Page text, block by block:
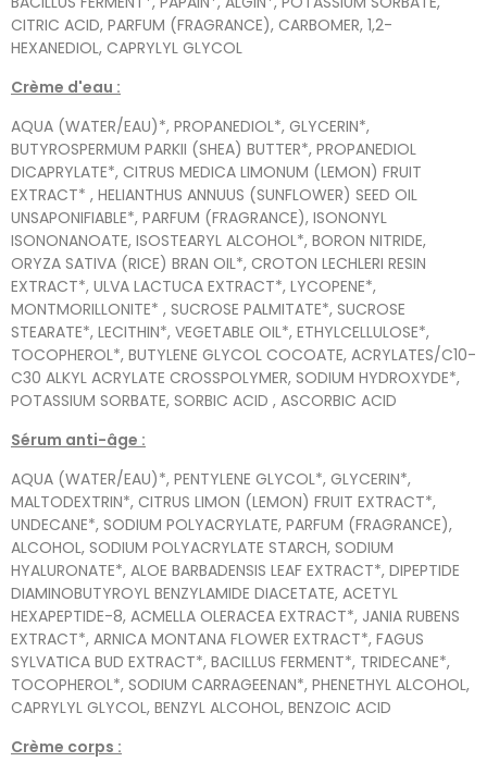
CITRIC ACID, PARFUM (FRAGRANCE), CARBOMER, 1,2-
HEXANEDIOL, CAPRYLYL GLYCOL
Crème d'eau :
AQUA (WATER/EAU)*, PROPANEDIOL*, GLYCERIN*,
BUTYROSPERMUM PARKII (SHEA) BUTTER*, PROPANEDIOL
DICAPRYLATE*, CITRUS MEDICA LIMONUM (LEMON) FRUIT
EXTRACT* , HELIANTHUS ANNUUS (SUNFLOWER) SEED OIL
UNSAPONIFIABLE*, PARFUM (FRAGRANCE), ISONONYL
ISONONANOATE, ISOSTEARYL ALCOHOL*, BORON NITRIDE,
ORYZA SATIVA (RICE) BRAN OIL*, CROTON LECHLERI RESIN
EXTRACT*, ULVA LACTUCA EXTRACT*, LYCOPENE*,
MONTMORILLONITE* , SUCROSE PALMITATE*, SUCROSE
STEARATE*, LECITHIN*, VEGETABLE OIL*, ETHYLCELLULOSE*,
TOCOPHEROL*, BUTYLENE GLYCOL COCOATE, ACRYLATES/C10-
C30 ALKYL ACRYLATE CROSSPOLYMER, SODIUM HYDROXYDE*,
POTASSIUM SORBATE, SORBIC ACID , ASCORBIC ACID
Sérum anti-âge :
AQUA (WATER/EAU)*, PENTYLENE GLYCOL*, GLYCERIN*,
MALTODEXTRIN*, CITRUS LIMON (LEMON) FRUIT EXTRACT*,
UNDECANE*, SODIUM POLYACRYLATE, PARFUM (FRAGRANCE),
ALCOHOL, SODIUM POLYACRYLATE STARCH, SODIUM
HYALURONATE*, ALOE BARBADENSIS LEAF EXTRACT*, DIPEPTIDE
DIAMINOBUTYROYL BENZYLAMIDE DIACETATE, ACETYL
HEXAPEPTIDE-8, ACMELLA OLERACEA EXTRACT*, JANIA RUBENS
EXTRACT*, ARNICA MONTANA FLOWER EXTRACT*, FAGUS
SYLVATICA BUD EXTRACT*, BACILLUS FERMENT*, TRIDECANE*,
TOCOPHEROL*, SODIUM CARRAGEENAN*, PHENETHYL ALCOHOL,
CAPRYLYL GLYCOL, BENZYL ALCOHOL, BENZOIC ACID
Crème corps :